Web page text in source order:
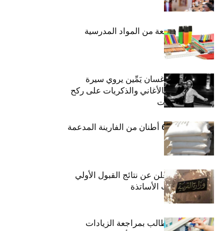
الفنان اللبناني غسان يَمِّين يروي سيرة
شارل أزنافور بالأغاني والذكريات على ركح
مسرح الحمامات
منوبة: حجز 6،3 أطنان من الفارينة المدعمة
وزارة التربية تعلن عن نتائج القبول الأولي
لمناظرة انتداب الأساتذة
اتحاد الشغل يطالب بمراجعة الزيادات